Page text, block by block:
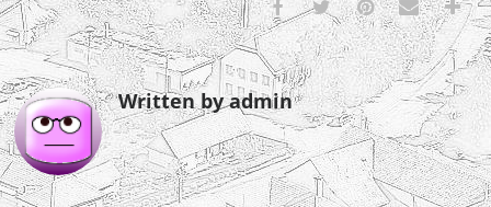
Written by admin